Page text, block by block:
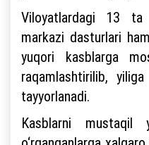
Viloyatlardagi 13 ta
markazi dasturlari
yuqori kasblarga
raqamlashtirilib,
tayyorlanadi.
Kasblarni mustaqil